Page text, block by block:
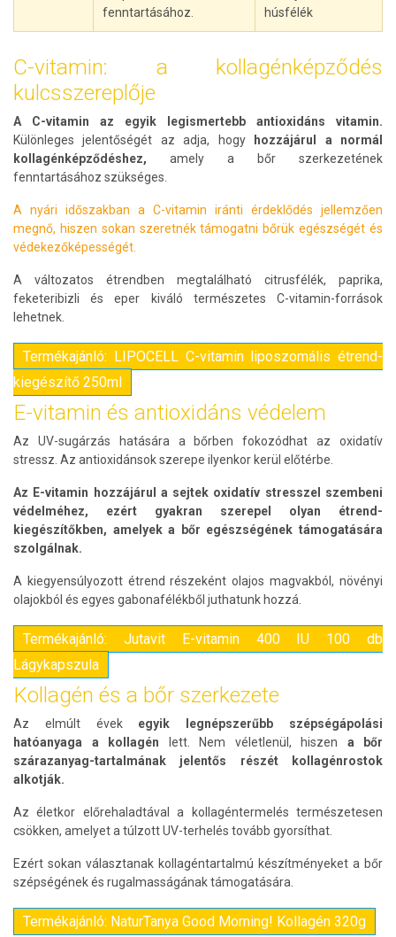
fenntartásához.
húsfélék
C-vitamin: a kollagénképződés
kulcsszereplője
A C-vitamin az egyik legismertebb antioxidáns vitamin.
Különleges jelentőségét az adja, hogy
hozzájárul a normál
kollagénképződéshez, amely a bőr szerkezetének
fenntartásához szükséges.
A nyári időszakban a C-vitamin iránti érdeklődés jellemzően
megnő, hiszen sokan szeretnék támogatni bőrük egészségét és
védekezőképességét.
A változatos étrendben megtalálható citrusfélék, paprika,
feketeribizli és eper kiváló természetes C-vitamin-források
lehetnek.
Termékajánló: LIPOCELL C-vitamin liposzomális étrend-
kiegészítő 250ml
E-vitamin és antioxidáns védelem
Az UV-sugárzás hatására a bőrben fokozódhat az oxidatív
stressz. Az antioxidánsok szerepe ilyenkor kerül előtérbe.
Az E-vitamin hozzájárul a sejtek oxidatív stresszel szembeni
védelméhez, ezért gyakran szerepel olyan étrend-
kiegészítőkben, amelyek a bőr egészségének támogatására
szolgálnak.
A kiegyensúlyozott étrend részeként olajos magvakból, növényi
olajokból és egyes gabonafélékből juthatunk hozzá.
Termékajánló: Jutavit E-vitamin 400 IU 100 db
Lágykapszula
Kollagén és a bőr szerkezete
Az elmúlt évek egyik legnépszerűbb szépségápolási
hatóanyaga a kollagén lett. Nem véletlenül, hiszen a bőr
szárazanyag-tartalmának jelentős részét kollagénrostok
alkotják.
Az életkor előrehaladtával a kollagéntermelés természetesen
csökken, amelyet a túlzott UV-terhelés tovább gyorsíthat.
Ezért sokan választanak kollagéntartalmú készítményeket a bőr
szépségének és rugalmasságának támogatására.
Termékajánló: NaturTanya Good Morning! Kollagén 320g